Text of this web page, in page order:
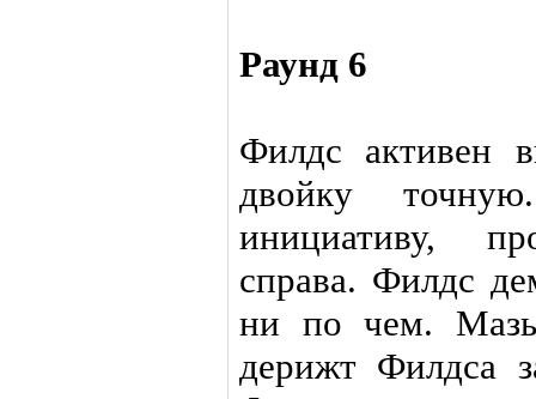
Раунд 6
Филдс активен
двойку
инициативу,
справа. Филдс
ни по чем.
дерижт Филдса